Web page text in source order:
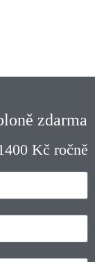
zdarma
Kč ročně